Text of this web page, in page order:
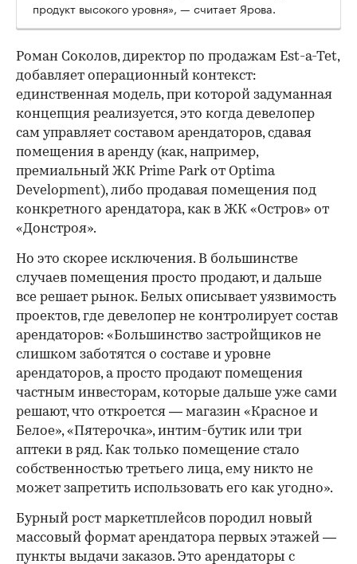
продукт высокого уровня», — считает Ярова.
Роман Соколов, директор по продажам Est-a-Tet,
добавляет операционный контекст:
единственная модель, при которой задуманная
концепция реализуется, это когда девелопер
сам управляет составом арендаторов, сдавая
помещения в аренду (как, например,
премиальный ЖК Prime Park от Optima
Development), либо продавая помещения под
конкретного арендатора, как в ЖК «Остров» от
«Донстроя».
Но это скорее исключения. В большинстве
случаев помещения просто продают, и дальше
все решает рынок. Белых описывает уязвимость
проектов, где девелопер не контролирует состав
арендаторов: «Большинство застройщиков не
слишком заботятся о составе и уровне
арендаторов, а просто продают помещения
частным инвесторам, которые дальше уже сами
решают, что откроется — магазин «Красное и
Белое», «Пятерочка», интим-бутик или три
аптеки в ряд. Как только помещение стало
собственностью третьего лица, ему никто не
может запретить использовать его как угодно».
Бурный рост маркетплейсов породил новый
массовый формат арендатора первых этажей —
пункты выдачи заказов. Это арендаторы с